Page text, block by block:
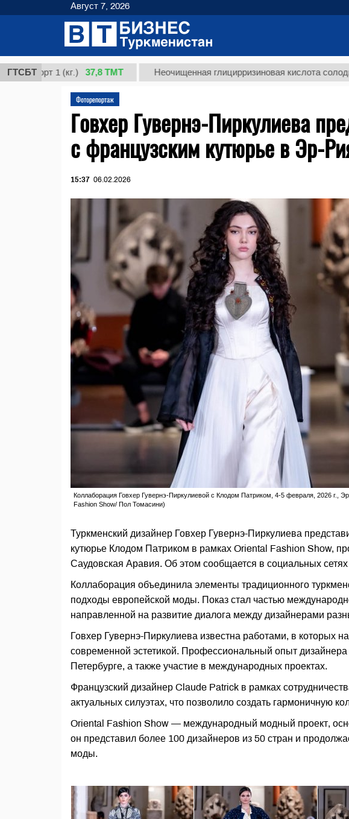
ГТСБТ
1 (кг.) 37,8 ТМТ Неочищенная глицирризиновая кислота солодкового
Фоторепортаж
Говхер Гувернэ-Пиркулиева
с французским кутюрье в Эр-
15:37 06.02.2026
Коллаборация Говхер Гувернэ-Пиркулиевой с Клодом Патриком, 4-5 февраля, 2026 г.,
Fashion Show/ Пол Томасини)
Туркменский дизайнер Говхер Гувернэ-Пиркулиева
кутюрье Клодом Патриком в рамках Oriental Fashion Show,
Саудовская Аравия. Об этом сообщается в социальных
Коллаборация объединила элементы традиционного
подходы европейской моды. Показ стал частью
направленной на развитие диалога между дизайнерами
Говхер Гувернэ-Пиркулиева известна работами, в которых
современной эстетикой. Профессиональный опыт
Петербурге, а также участие в международных проектах.
Французский дизайнер Claude Patrick в рамках
актуальных силуэтах, что позволило создать гармоничную
Oriental Fashion Show — международный модный проект,
он представил более 100 дизайнеров из 50 стран и
моды.
Август 7, 2026